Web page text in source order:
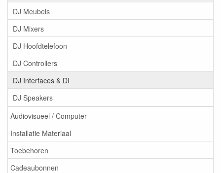
DJ Meubels
DJ Mixers
DJ Hoofdtelefoon
DJ Controllers
DJ Interfaces & DI
DJ Speakers
Audiovisueel / Computer
Installatie Materiaal
Toebehoren
Cadeaubonnen